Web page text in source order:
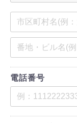
電話番号